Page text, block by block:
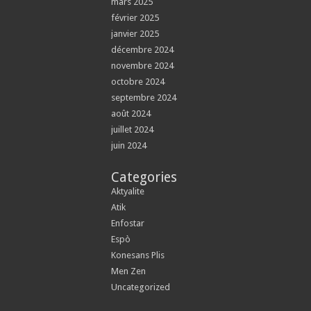
février 2025
janvier 2025
décembre 2024
novembre 2024
octobre 2024
septembre 2024
août 2024
juillet 2024
juin 2024
Categories
Aktyalite
Atik
Enfostar
Espò
Konesans Plis
Men Zen
Uncategorized